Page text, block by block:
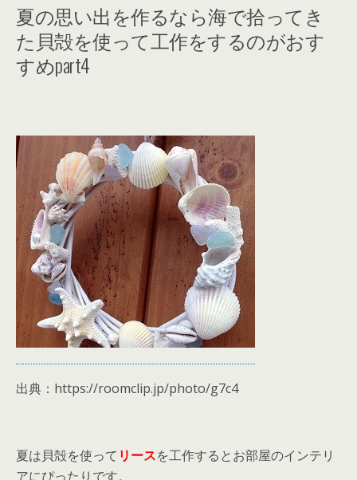
夏の思い出を作るなら海で拾ってき
た貝殻を使って工作をするのがおす
すめpart4
出典：https://roomclip.jp/photo/g7c4
夏は貝殻を使って リースを工作するとお部屋のインテリ
アにぴったりです。